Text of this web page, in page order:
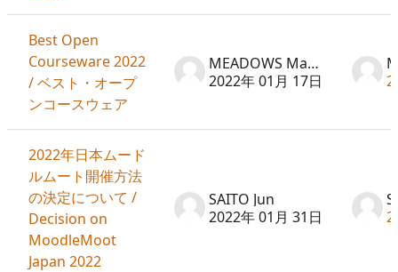
Best Open
Courseware 2022
/ ベスト・オープ
ンコースウェア
MEADOWS Martin
2022年 01月 17日
2022年日本ムード
ルムート開催方法
の決定について /
Decision on
MoodleMoot
Japan 2022
SAITO Jun
2022年 01月 31日